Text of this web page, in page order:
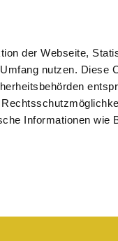
der Webseite,
nutzen.
Informationen wie